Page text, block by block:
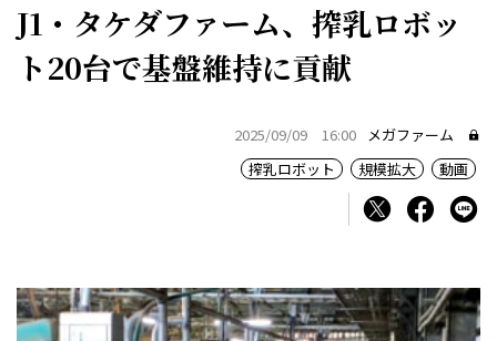
J1・タケダファーム、搾乳ロボッ
ト20台で基盤維持に貢献
2025/09/09 16:00 メガファーム
搾乳ロボット
規模拡大 動画